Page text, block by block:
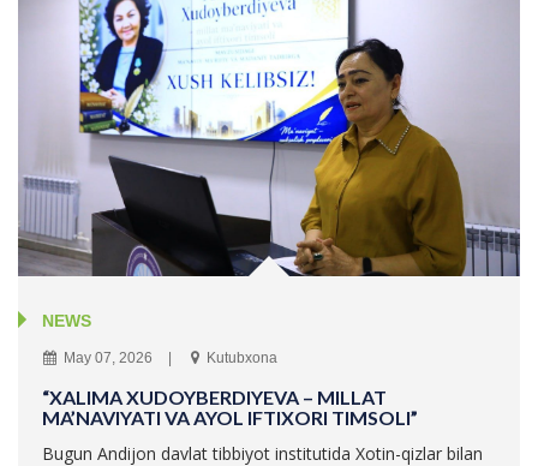
NEWS
May 07, 2026 Kutubxona
“XALIMA XUDOYBERDIYEVA – MILLAT
MA’NAVIYATI VA AYOL IFTIXORI TIMSOLI”
Bugun Andijon davlat tibbiyot institutida Xotin-qizlar bilan